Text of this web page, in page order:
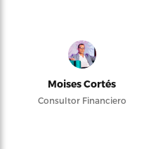
Moises Cortés
Consultor Financiero